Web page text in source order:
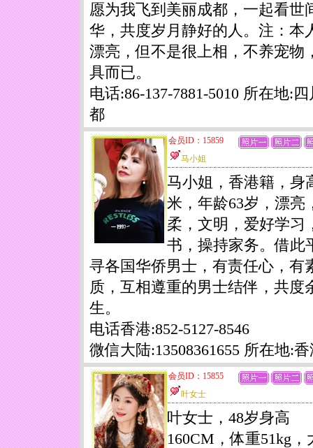
愿为我飞到美丽成都，一起看世
华，共度岁月静好的人。注：本
漂亮，但不是很上相，不养宠物
具而已。
电话:86-137-7881-5010 所在地:
都
会员ID：15859
马小姐
马小姐，香港籍，身
米，年龄63岁，漂亮
柔，文明，爱好学习
书，操持家务。借此
寻各国华侨男士，有责任心，有
质，互相遵重的男士结伴，共度
生。
电话香港:852-5127-8546
微信大陆:13508361655 所在地:
会员ID：15855
叶女士
叶女士，48岁身高
160CM，体重51kg，